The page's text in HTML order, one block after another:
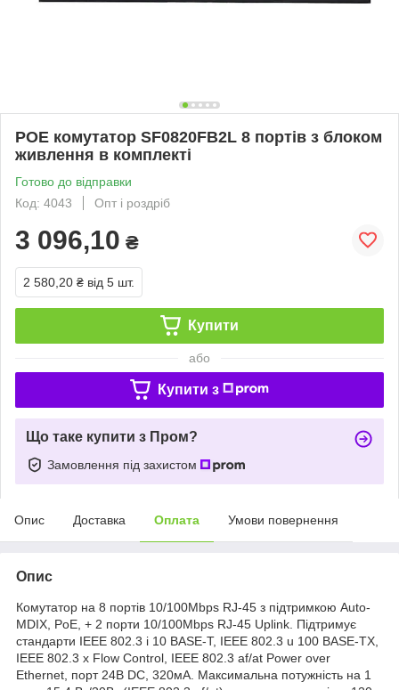
POE комутатор SF0820FB2L 8 портів з блоком
живлення в комплекті
Готово до відправки
Код: 4043
Опт і роздріб
3 096,10 ₴
2 580,20 ₴ від 5 шт.
Купити
або
Купити з
Що таке купити з Пром?
Замовлення під захистом
Опис Доставка Оплата Умови повернення
Опис
Комутатор на 8 портів 10/100Mbps RJ-45 з підтримкою Auto-
MDIX, PoE, + 2 порти 10/100Mbps RJ-45 Uplink. Підтримує
стандарти IEEE 802.3 i 10 BASE-T, IEEE 802.3 u 100 BASE-TX,
IEEE 802.3 x Flow Control, IEEE 802.3 af/at Power over
Ethernet, порт 24В DC, 320мА. Максимальна потужність на 1